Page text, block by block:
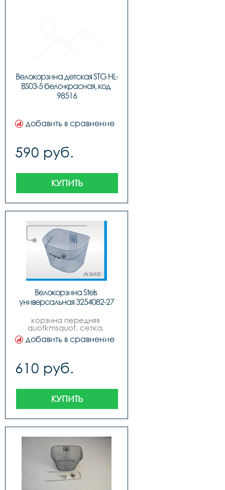
Велокорзина детская STG HL-
BS03-5 бело-красная, код
98516
добавить в сравнение
590 руб.
КУПИТЬ
Велокорзина Stels
универсальная 3254082-27
корзина передняя
quotkmsquot, сетка,
большая, цвет серый.
добавить в сравнение
610 руб.
КУПИТЬ